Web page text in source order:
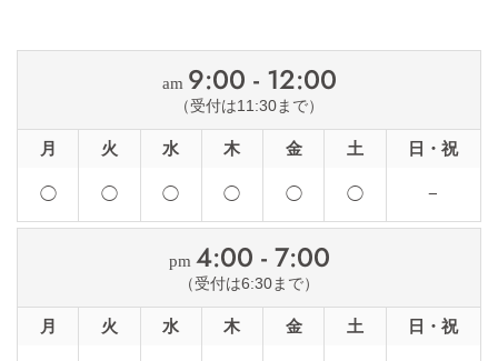
am 9:00 - 12:00
（受付は11:30まで）
◯ ◯ ◯ ◯ ◯ ◯ −
pm 4:00 - 7:00
（受付は6:30まで）